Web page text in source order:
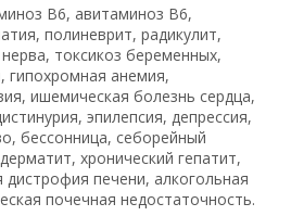
B6, авитаминоз B6,
полиневрит, радикулит,
токсикоз беременных,
гипохромная анемия,
ишемическая болезнь сердца,
эпилепсия, депрессия,
бессонница, себорейный
хронический гепатит,
печени, алкогольная
почечная недостаточность.